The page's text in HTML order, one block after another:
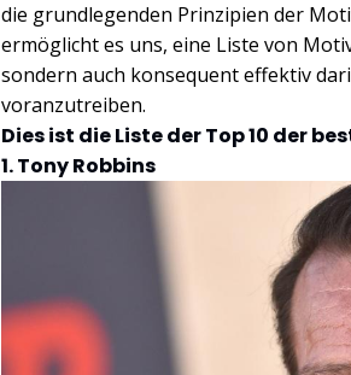
die grundlegenden Prinzipien der
ermöglicht es uns, eine Liste von
sondern auch konsequent effektiv
voranzutreiben.
Dies ist die Liste der Top 10 der
1. Tony Robbins